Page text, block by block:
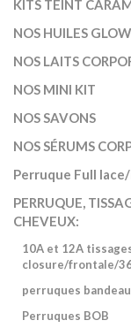
KITS TEINT
NOS HUILES
NOS LAITS
NOS MINI KIT
NOS SAVONS
NOS SÉRUMS
Perruque Full
PERRUQUE,
CHEVEUX:
10A et 12A
closure/frontale/
perruques
Perruques BOB